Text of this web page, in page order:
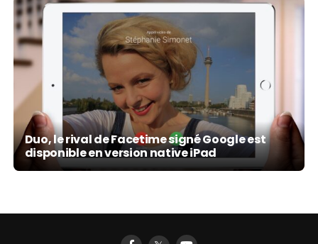
Duo, le rival de Facetime signé Google est
disponible en version native iPad